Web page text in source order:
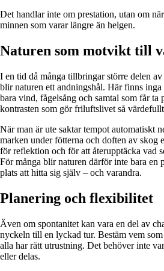
Det handlar inte om prestation, utan om
minnen som varar längre än helgen.
Naturen som motvikt till
I en tid då många tillbringar större delen
blir naturen ett andningshål. Här finns inga
bara vind, fågelsång och samtal som får ta
kontrasten som gör friluftslivet så
När man är ute saktar tempot automatiskt
marken under fötterna och doften av skog
för reflektion och för att återupptäcka vad
För många blir naturen därför inte bara en
plats att hitta sig själv – och varandra.
Planering och flexibilitet
Även om spontanitet kan vara en del av
nyckeln till en lyckad tur. Bestäm vem
alla har rätt utrustning. Det behöver inte
eller delas.